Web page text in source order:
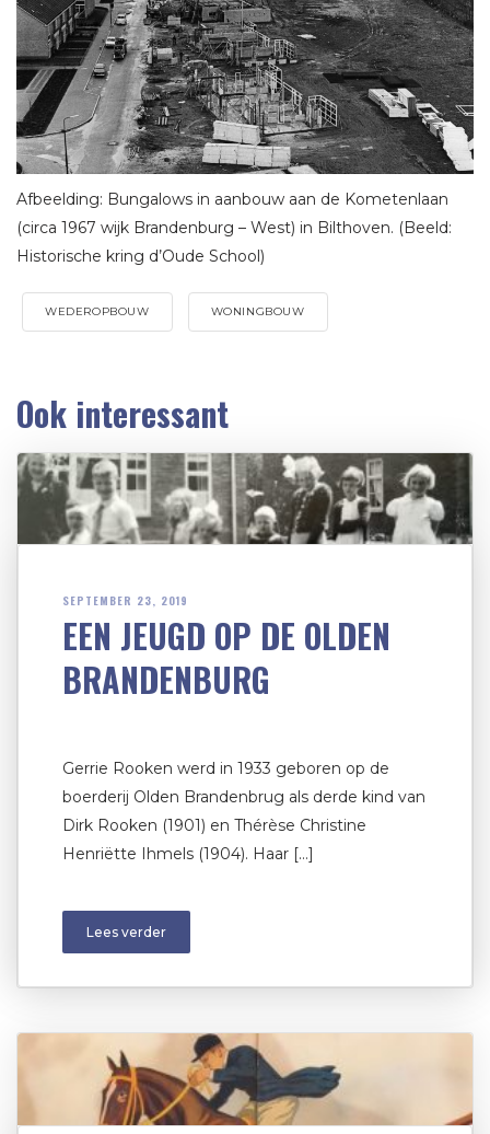
Afbeelding: Bungalows in aanbouw aan de Kometenlaan
(circa 1967 wijk Brandenburg – West) in Bilthoven. (Beeld:
Historische kring d’Oude School)
WEDEROPBOUW WONINGBOUW
Ook interessant
SEPTEMBER 23, 2019
EEN JEUGD OP DE OLDEN
BRANDENBURG
Gerrie Rooken werd in 1933 geboren op de
boerderij Olden Brandenbrug als derde kind van
Dirk Rooken (1901) en Thérèse Christine
Henriëtte Ihmels (1904). Haar […]
Lees verder